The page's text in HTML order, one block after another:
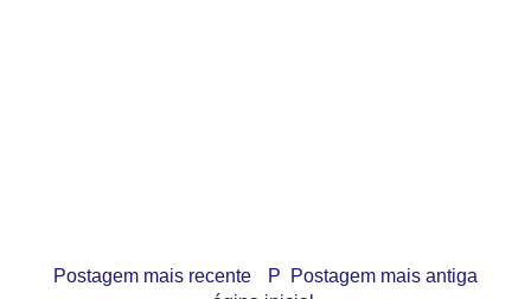
Postagem mais recente Postagem mais antiga
P